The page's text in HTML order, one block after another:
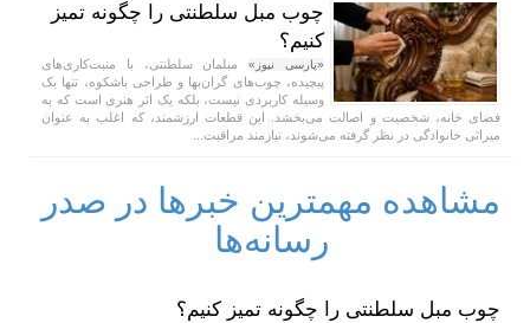
چوب مبل سلطنتی را چگونه تمیز
کنیم؟
«پارسی نیوز»مبلمان سلطنتی، با منبت‌کاری‌های
پیچیده، چوب‌های گران‌بها و طراحی باشکوه، تنها یک
وسیله کاربردی نیست، بلکه یک اثر هنری است که به
فضای خانه، شخصیت و اصالت می‌بخشد. این قطعات ارزشمند، که اغلب به عنوان
میراثی خانوادگی در نظر گرفته می‌شوند، نیازمند مراقبت...
مشاهده مهمترین خبرها در صدر
رسانه‌ها
چوب مبل سلطنتی را چگونه تمیز کنیم؟